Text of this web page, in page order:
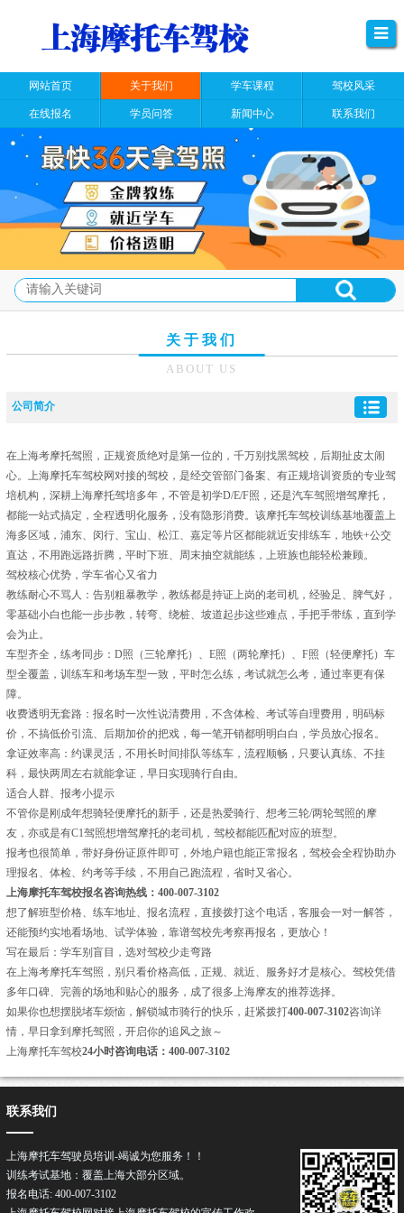
网站首页 关于我们 学车课程 驾校风采
在线报名 学员问答 新闻中心 联系我们
关于我们
ABOUT US
公司简介
在上海考摩托驾照，正规资质绝对是第一位的，千万别找黑驾校，后期扯皮太闹
心。上海摩托车驾校网对接的驾校，是经交管部门备案、有正规培训资质的专业驾
培机构，深耕上海摩托驾培多年，不管是初学D/E/F照，还是汽车驾照增驾摩托，
都能一站式搞定，全程透明化服务，没有隐形消费。该摩托车驾校训练基地覆盖上
海多区域，浦东、闵行、宝山、松江、嘉定等片区都能就近安排练车，地铁+公交
直达，不用跑远路折腾，平时下班、周末抽空就能练，上班族也能轻松兼顾。
驾校核心优势，学车省心又省力
教练耐心不骂人：告别粗暴教学，教练都是持证上岗的老司机，经验足、脾气好，
零基础小白也能一步步教，转弯、绕桩、坡道起步这些难点，手把手带练，直到学
会为止。
车型齐全，练考同步：D照（三轮摩托）、E照（两轮摩托）、F照（轻便摩托）车
型全覆盖，训练车和考场车型一致，平时怎么练，考试就怎么考，通过率更有保
障。
收费透明无套路：报名时一次性说清费用，不含体检、考试等自理费用，明码标
价，不搞低价引流、后期加价的把戏，每一笔开销都明明白白，学员放心报名。
拿证效率高：约课灵活，不用长时间排队等练车，流程顺畅，只要认真练、不挂
科，最快两周左右就能拿证，早日实现骑行自由。
适合人群、报考小提示
不管你是刚成年想骑轻便摩托的新手，还是热爱骑行、想考三轮/两轮驾照的摩
友，亦或是有C1驾照想增驾摩托的老司机，驾校都能匹配对应的班型。
报考也很简单，带好身份证原件即可，外地户籍也能正常报名，驾校会全程协助办
理报名、体检、约考等手续，不用自己跑流程，省时又省心。
上海摩托车驾校报名咨询热线：400-007-3102
想了解班型价格、练车地址、报名流程，直接拨打这个电话，客服会一对一解答，
还能预约实地看场地、试学体验，靠谱驾校先考察再报名，更放心！
写在最后：学车别盲目，选对驾校少走弯路
在上海考摩托车驾照，别只看价格高低，正规、就近、服务好才是核心。驾校凭借
多年口碑、完善的场地和贴心的服务，成了很多上海摩友的推荐选择。
如果你也想摆脱堵车烦恼，解锁城市骑行的快乐，赶紧拨打400-007-3102咨询详
情，早日拿到摩托驾照，开启你的追风之旅～
上海摩托车驾校24小时咨询电话：400-007-3102
联系我们
上海摩托车驾驶员培训-竭诚为您服务！！
训练考试基地：覆盖上海大部分区域。
报名电话: 400-007-3102